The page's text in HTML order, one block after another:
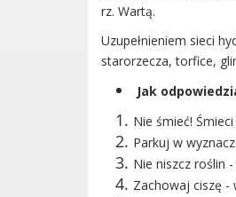
rz. Wartą.
Uzupełnieniem sieci
starorzecza, torfice,
Jak
Nie śmieć!
Parkuj w
Nie niszcz roślin
Zachowaj ciszę -